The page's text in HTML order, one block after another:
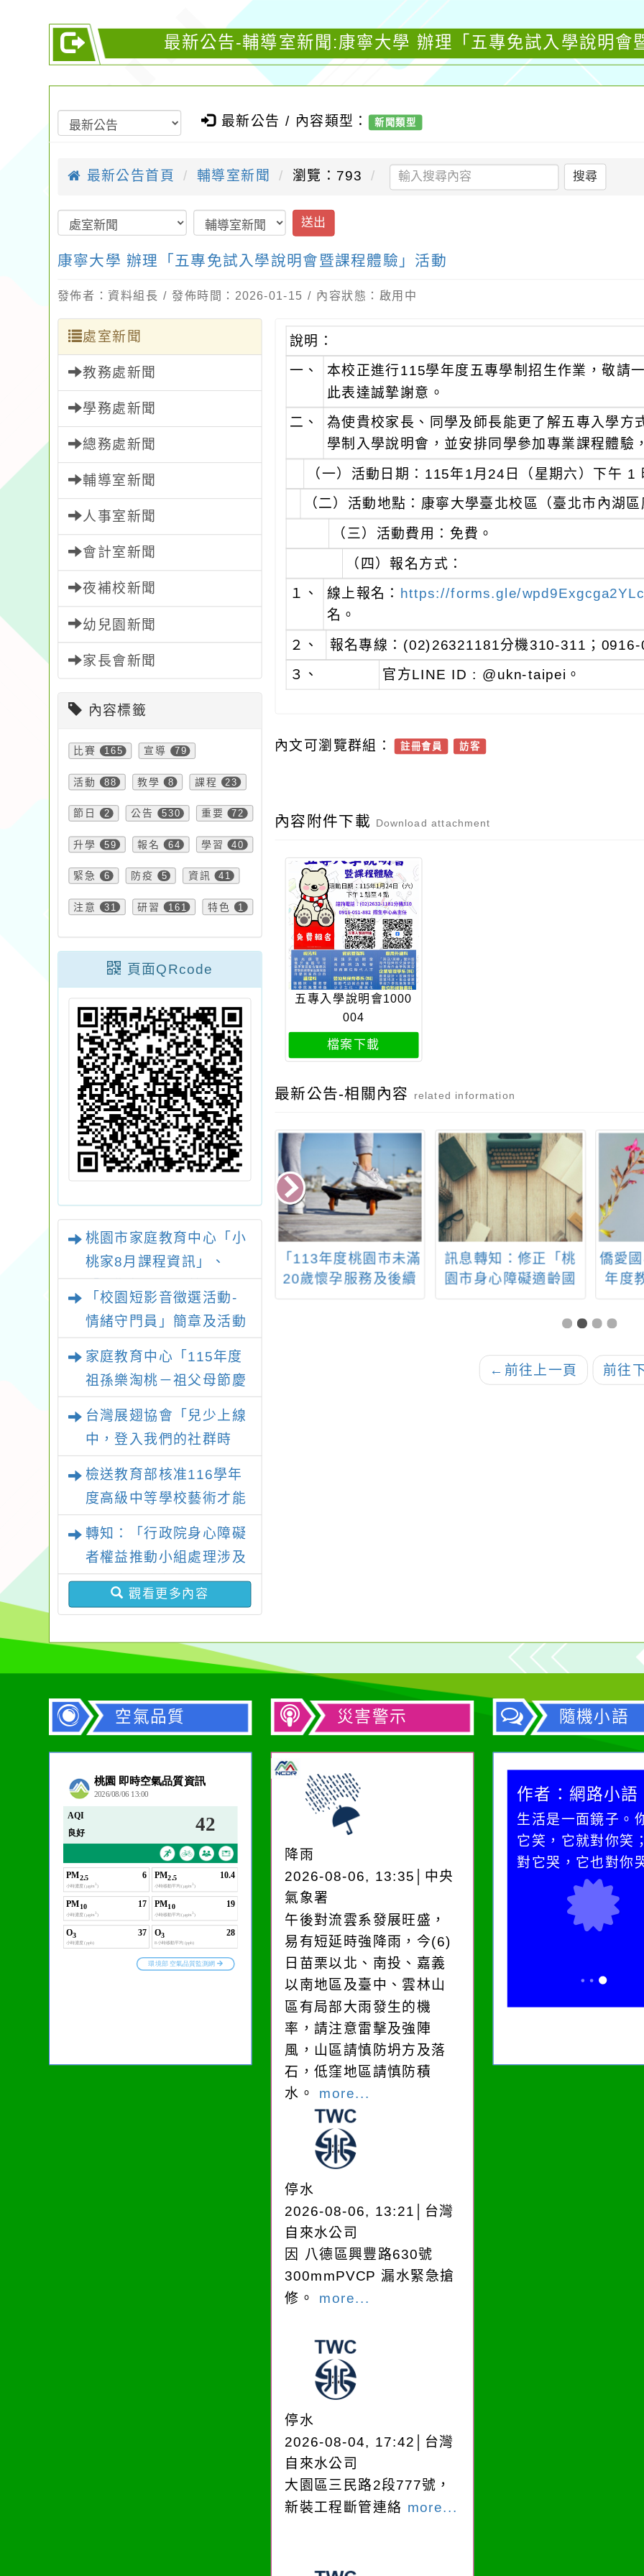
最新公告-輔導室新聞:康寧大學 辦理「五專免試入學說明會
最新公告 / 內容類型： 新聞類型
最新公告首頁 輔導室新聞 瀏覽：793 搜尋
送出
康寧大學 辦理「五專免試入學說明會暨課程體驗」活動
發佈者：資料組長 / 發佈時間：2026-01-15 / 內容狀態：啟用中
處室新聞
教務處新聞
學務處新聞
總務處新聞
輔導室新聞
人事室新聞
會計室新聞
夜補校新聞
幼兒園新聞
家長會新聞
內容標籤
比賽 165 宣導 79
活動 88 教學 8 課程 23
節日 2 公告 530 重要 72
升學 59 報名 64 學習 40
緊急 6 防疫 5 資訊 41
注意 31 研習 161 特色 1
頁面QRcode
桃園市家庭教育中心「小
桃家8月課程資訊」、
同樂會」、「邁向下一站
幸福系列講座及成長團
體」海報，惠請貴機關
(學校)運用多元管道宣
導。
「校園短影音徵選活動-
情緒守門員」簡章及活動
家庭教育中心「115年度
祖孫樂淘桃－祖父母節慶
台灣展翅協會「兒少上線
中，登入我們的社群時
檢送教育部核准116學年
度高級中等學校藝術才能
份，請查照。
轉知：「行政院身心障礙
者權益推動小組處理涉及
違反身心障礙者權利公約
申訴案件作業原則」
觀看更多內容
說明：
一、 本校正進行115學年度五專學制招生作業，敬請
此表達誠摯謝意。
二、
為使貴校家長、同學及師長能更了解五專入學方
學制入學說明會，並安排同學參加專業課程體驗
（一）活動日期：115年1月24日（星期六）下午 1
（二）活動地點：康寧大學臺北校區（臺北市內湖
（三）活動費用：免費。
（四）報名方式：
１、
線上報名： https://forms.gle/
名。
２、
報名專線：(02)26321181分機310-311；0916-
３、 官方LINE ID : @ukn-taipei。
內文可瀏覽群組： 註冊會員 訪客
內容附件下載 Download attachment
五專入學說明會1000
004
檔案下載
最新公告-相關內容 related information
113年度教師
導支持服務－
坊及10-11月
上研習課程」
轉知：「社團法人中
華國際身心障礙者生
命教育推廣協會舉辦
【環保愛台灣】第四
學生環保繪畫比賽計
畫」
「113年度桃園市未滿
20歲懷孕服務及後續
訊息轉知：修正「桃
園市身心障礙適齡國
僑愛
年度
← 前往上一頁 前往
空氣品質 災害警示
降雨
2026-08-06, 13:35│中央
氣象署
午後對流雲系發展旺盛，
易有短延時強降雨，今(6)
日苗栗以北、南投、嘉義
以南地區及臺中、雲林山
區有局部大雨發生的機
率，請注意雷擊及強陣
風，山區請慎防坍方及落
石，低窪地區請慎防積
水。 more...
停水
2026-08-06, 13:21│台灣
自來水公司
因 八德區興豐路630號
300mmPVCP 漏水緊急搶
修。 more...
停水
2026-08-04, 17:42│台灣
自來水公司
大園區三民路2段777號，
新裝工程斷管連絡 more...
隨機小語
在實現理想的路途中，
必須排除一切干擾，特
別是要看清那些美麗的
誘惑。
作者：網路小語
一杯清水因滴入一滴污
在而變清澈。
作者：網路小語
生活是一面鏡子。
它笑，它就對你笑
對它哭，它也對你